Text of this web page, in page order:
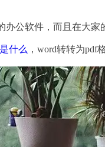
公软件，而且在大家
什么 ，word转转为pdf